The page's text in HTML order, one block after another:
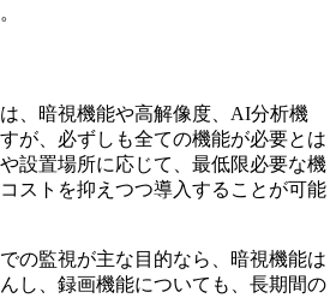
、暗視機能や高解像度、AI分析機
が、必ずしも全ての機能が必要とは
設置場所に応じて、最低限必要な機
ストを抑えつつ導入することが可能
の監視が主な目的なら、暗視機能は
し、録画機能についても、長期間の